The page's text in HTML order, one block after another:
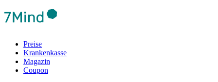
Preise
Krankenkasse
Magazin
Coupon